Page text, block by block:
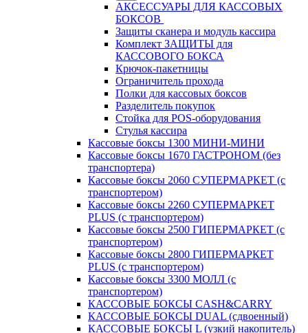
АКСЕССУАРЫ ДЛЯ КАССОВЫХ
БОКСОВ
Защиты сканера и модуль кассира
Комплект ЗАЩИТЫ для
КАССОВОГО БОКСА
Крючок-пакетницы
Ограничитель прохода
Полки для кассовых боксов
Разделитель покупок
Стойка для POS-оборудования
Стулья кассира
Кассовые боксы 1300 МИНИ-МИНИ
Кассовые боксы 1670 ГАСТРОНОМ (без
транспортера)
Кассовые боксы 2060 СУПЕРМАРКЕТ (с
транспортером)
Кассовые боксы 2260 СУПЕРМАРКЕТ
PLUS (с транспортером)
Кассовые боксы 2500 ГИПЕРМАРКЕТ (с
транспортером)
Кассовые боксы 2800 ГИПЕРМАРКЕТ
PLUS (с транспортером)
Кассовые боксы 3300 МОЛЛ (с
транспортером)
КАССОВЫЕ БОКСЫ CASH&CARRY
КАССОВЫЕ БОКСЫ DUAL (сдвоенный)
КАССОВЫЕ БОКСЫ L (узкий накопитель)